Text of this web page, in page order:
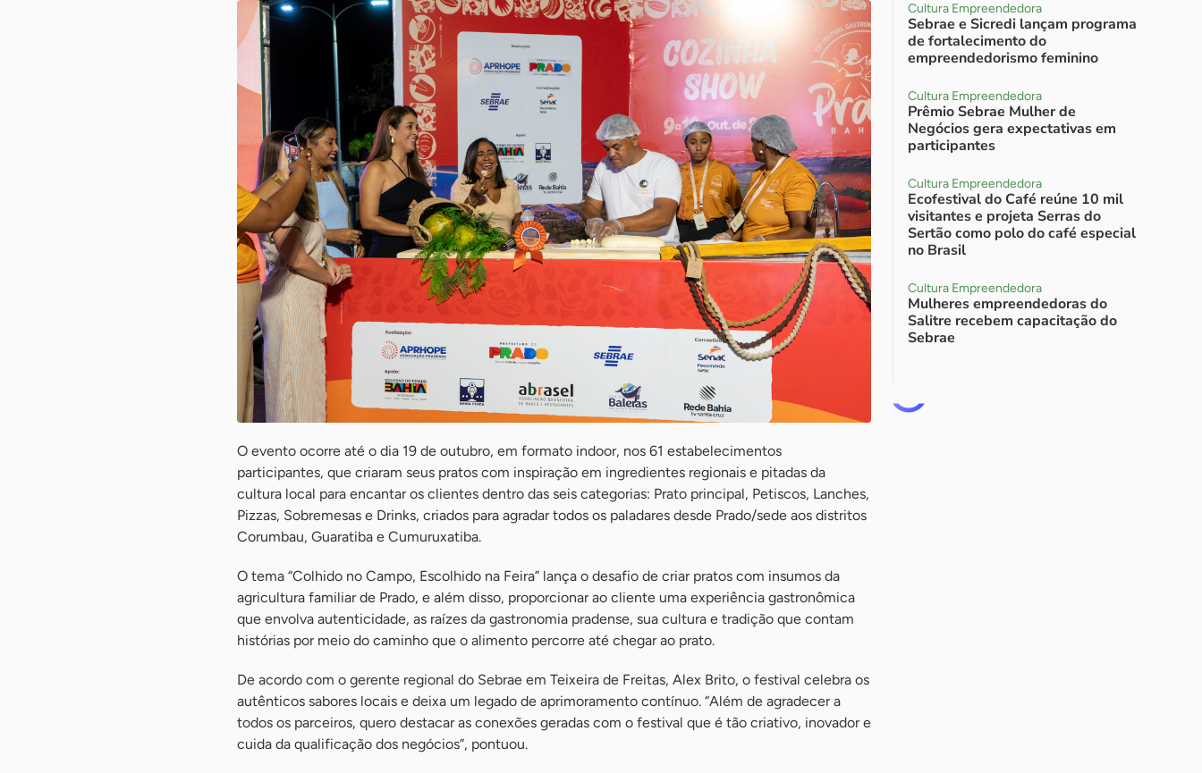
O evento ocorre até o dia 19 de outubro, em formato indoor, nos 61 estabelecimentos
participantes, que criaram seus pratos com inspiração em ingredientes regionais e pitadas da
cultura local para encantar os clientes dentro das seis categorias: Prato principal, Petiscos, Lanches,
Pizzas, Sobremesas e Drinks, criados para agradar todos os paladares desde Prado/sede aos distritos
Corumbau, Guaratiba e Cumuruxatiba.
O tema “Colhido no Campo, Escolhido na Feira” lança o desafio de criar pratos com insumos da
agricultura familiar de Prado, e além disso, proporcionar ao cliente uma experiência gastronômica
que envolva autenticidade, as raízes da gastronomia pradense, sua cultura e tradição que contam
histórias por meio do caminho que o alimento percorre até chegar ao prato.
De acordo com o gerente regional do Sebrae em Teixeira de Freitas, Alex Brito, o festival celebra os
autênticos sabores locais e deixa um legado de aprimoramento contínuo. “Além de agradecer a
todos os parceiros, quero destacar as conexões geradas com o festival que é tão criativo, inovador e
cuida da qualificação dos negócios”, pontuou.
Cultura Empreendedora
Sebrae e Sicredi lançam programa
de fortalecimento do
empreendedorismo feminino
Cultura Empreendedora
Prêmio Sebrae Mulher de
Negócios gera expectativas em
participantes
Cultura Empreendedora
Ecofestival do Café reúne 10 mil
visitantes e projeta Serras do
Sertão como polo do café especial
no Brasil
Cultura Empreendedora
Mulheres empreendedoras do
Salitre recebem capacitação do
Sebrae